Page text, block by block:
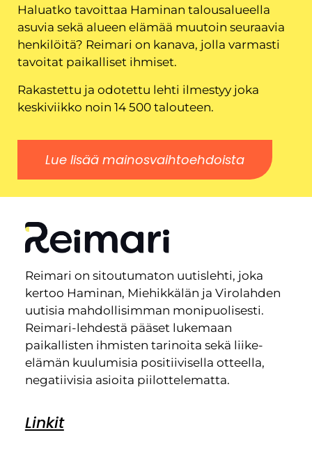
Haluatko tavoittaa Haminan talousalueella
asuvia sekä alueen elämää muutoin seuraavia
henkilöitä? Reimari on kanava, jolla varmasti
tavoitat paikalliset ihmiset.
Rakastettu ja odotettu lehti ilmestyy joka
keskiviikko noin 14 500 talouteen.
Lue lisää mainosvaihtoehdoista
Reimari on sitoutumaton uutislehti, joka
kertoo Haminan, Miehikkälän ja Virolahden
uutisia mahdollisimman monipuolisesti.
Reimari-lehdestä pääset lukemaan
paikallisten ihmisten tarinoita sekä liike-
elämän kuulumisia positiivisella otteella,
negatiivisia asioita piilottelematta.
Linkit